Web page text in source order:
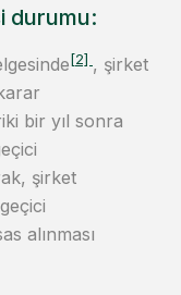
durumu:
[2] , şirket
bir yıl sonra
şirket
alınması